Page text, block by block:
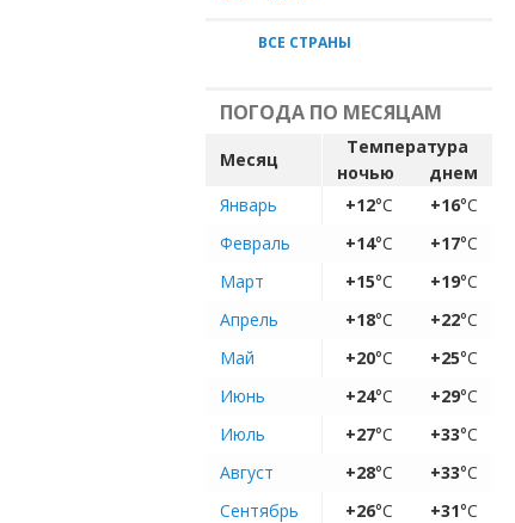
ВСЕ СТРАНЫ
ПОГОДА ПО МЕСЯЦАМ
Месяц
Температура
ночью
днем
Январь
+12°C +16°C
Февраль
+14°C +17°C
Март
+15°C +19°C
Апрель
+18°C +22°C
Май
+20°C +25°C
Июнь
+24°C +29°C
Июль
+27°C +33°C
Август
+28°C +33°C
Сентябрь
+26°C +31°C